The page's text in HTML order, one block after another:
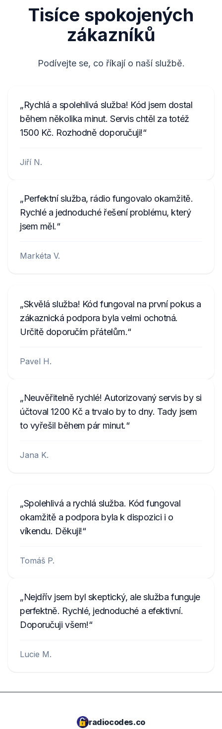
Tisíce spokojených
zákazníků
Podívejte se, co říkají o naší službě.
Rychlá a spolehlivá služba! Kód jsem dostal
během několika minut. Servis chtěl za totéž
1500 Kč. Rozhodně doporučuji!
Jiří N.
Perfektní služba, rádio fungovalo okamžitě.
Rychlé a jednoduché řešení problému, který
jsem měl.
Markéta V.
Skvělá služba! Kód fungoval na první pokus a
zákaznická podpora byla velmi ochotná.
Určitě doporučím přátelům.
Pavel H.
Neuvěřitelně rychlé! Autorizovaný servis by si
účtoval 1200 Kč a trvalo by to dny. Tady jsem
to vyřešil během pár minut.
Jana K.
Spolehlivá a rychlá služba. Kód fungoval
okamžitě a podpora byla k dispozici i o
víkendu. Děkuji!
Tomáš P.
Nejdřív jsem byl skeptický, ale služba funguje
perfektně. Rychlé, jednoduché a efektivní.
Doporučuji všem!
Lucie M.
radiocodes.co